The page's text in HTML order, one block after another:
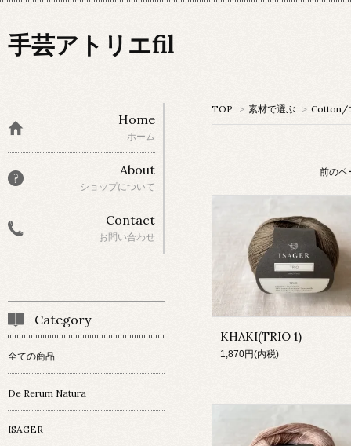
手芸アトリエfil
TOP > 素材で選ぶ > Cotton/
前のペ
KHAKI(TRIO 1)
1,870円(内税)
Home
ホーム
About
ショップについて
Contact
お問い合わせ
Category
全ての商品
De Rerum Natura
ISAGER